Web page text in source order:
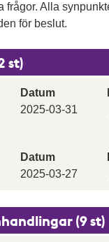
frågor. Alla
för beslut.
st)
Datum
2025-03-31
Datum
2025-03-27
(9 st)